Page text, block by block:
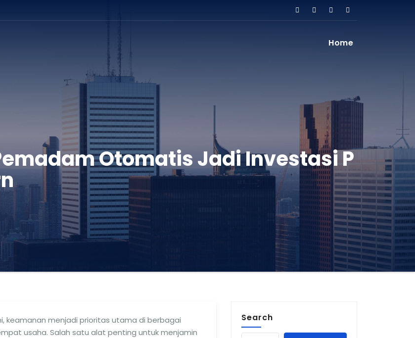
Home
Otomatis Jadi Investasi P
keamanan menjadi prioritas utama di berbagai
usaha. Salah satu alat penting untuk menjamin
Search